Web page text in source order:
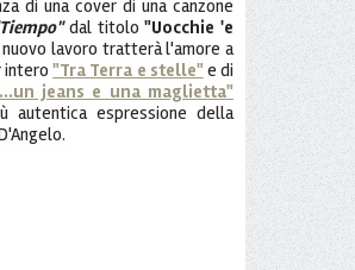
di una cover di una canzone
dal titolo"Uocchie 'e
lavoro tratterà l'amore a
intero"Tra Terra e stelle"e di
jeans e una maglietta"
autentica espressione della